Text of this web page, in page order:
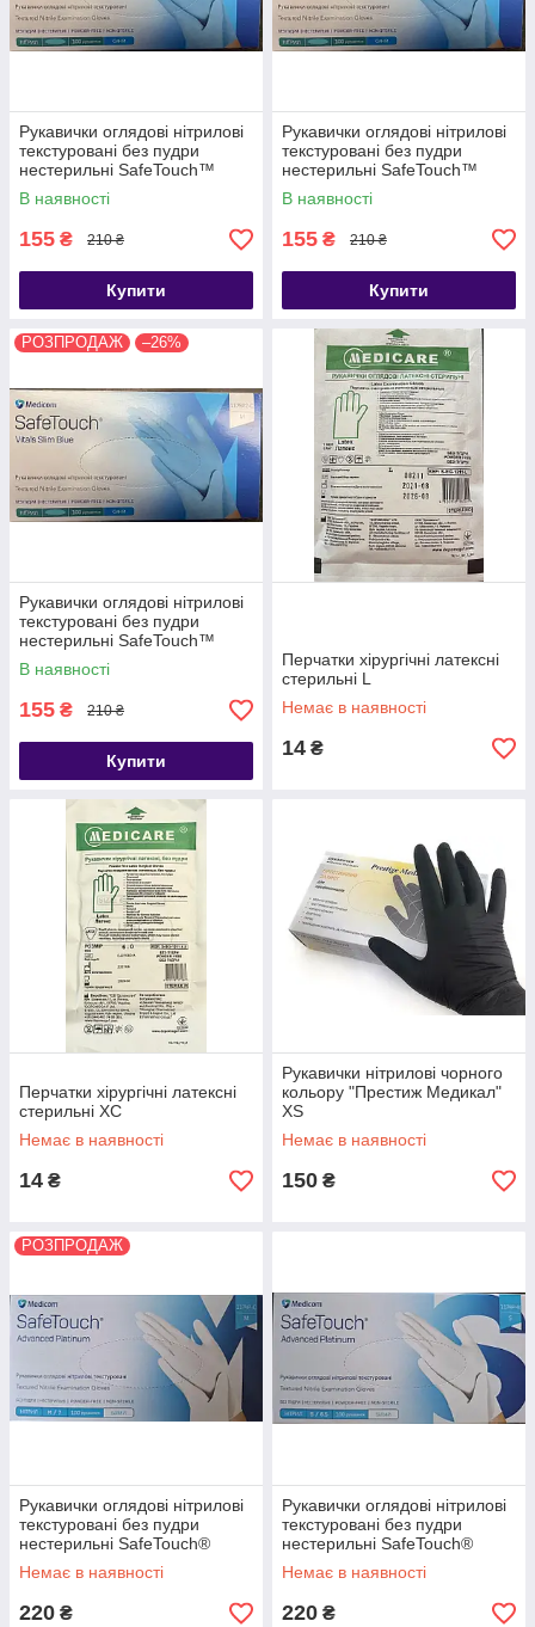
Рукавички оглядові нітрилові
текстуровані без пудри
нестерильні SafeTouch™
Vitals Slim Blue
В наявності
155 ₴ 210 ₴
Купити
Рукавички оглядові нітрилові
текстуровані без пудри
нестерильні SafeTouch™
Vitals Slim Blue
В наявності
155 ₴ 210 ₴
Купити
РОЗПРОДАЖ –26%
Рукавички оглядові нітрилові
текстуровані без пудри
нестерильні SafeTouch™
Vitals Slim Blue
В наявності
155 ₴ 210 ₴
Купити
Перчатки хірургічні латексні
стерильні L
Немає в наявності
14 ₴
Перчатки хірургічні латексні
стерильні ХС
Немає в наявності
14 ₴
Рукавички нітрилові чорного
кольору "Престиж Медикал"
XS
Немає в наявності
150 ₴
РОЗПРОДАЖ
Рукавички оглядові нітрилові
текстуровані без пудри
нестерильні SafeTouch®
Advanced Platinum, білі, М
Немає в наявності
220 ₴
Рукавички оглядові нітрилові
текстуровані без пудри
нестерильні SafeTouch®
Advanced Platinum, білі, М
Немає в наявності
220 ₴